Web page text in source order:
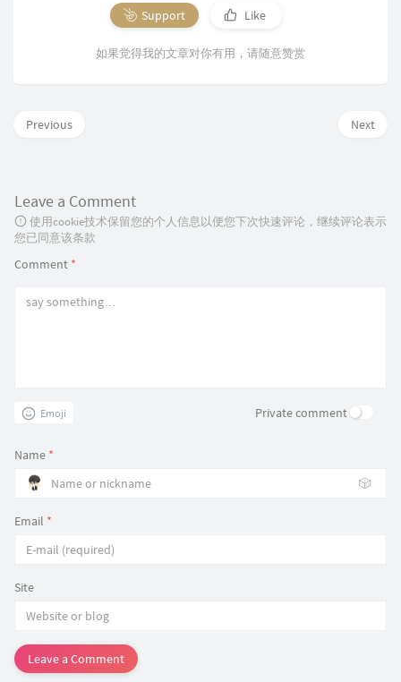
Support Like
如果觉得我的文章对你有用，请随意赞赏
Next
Previous
Leave a Comment
使用cookie技术保留您的个人信息以便您下次快速评论，继续评论表示
您已同意该条款
Comment *
Emoji Private comment
Name *
🎲
Email *
Site
Leave a Comment